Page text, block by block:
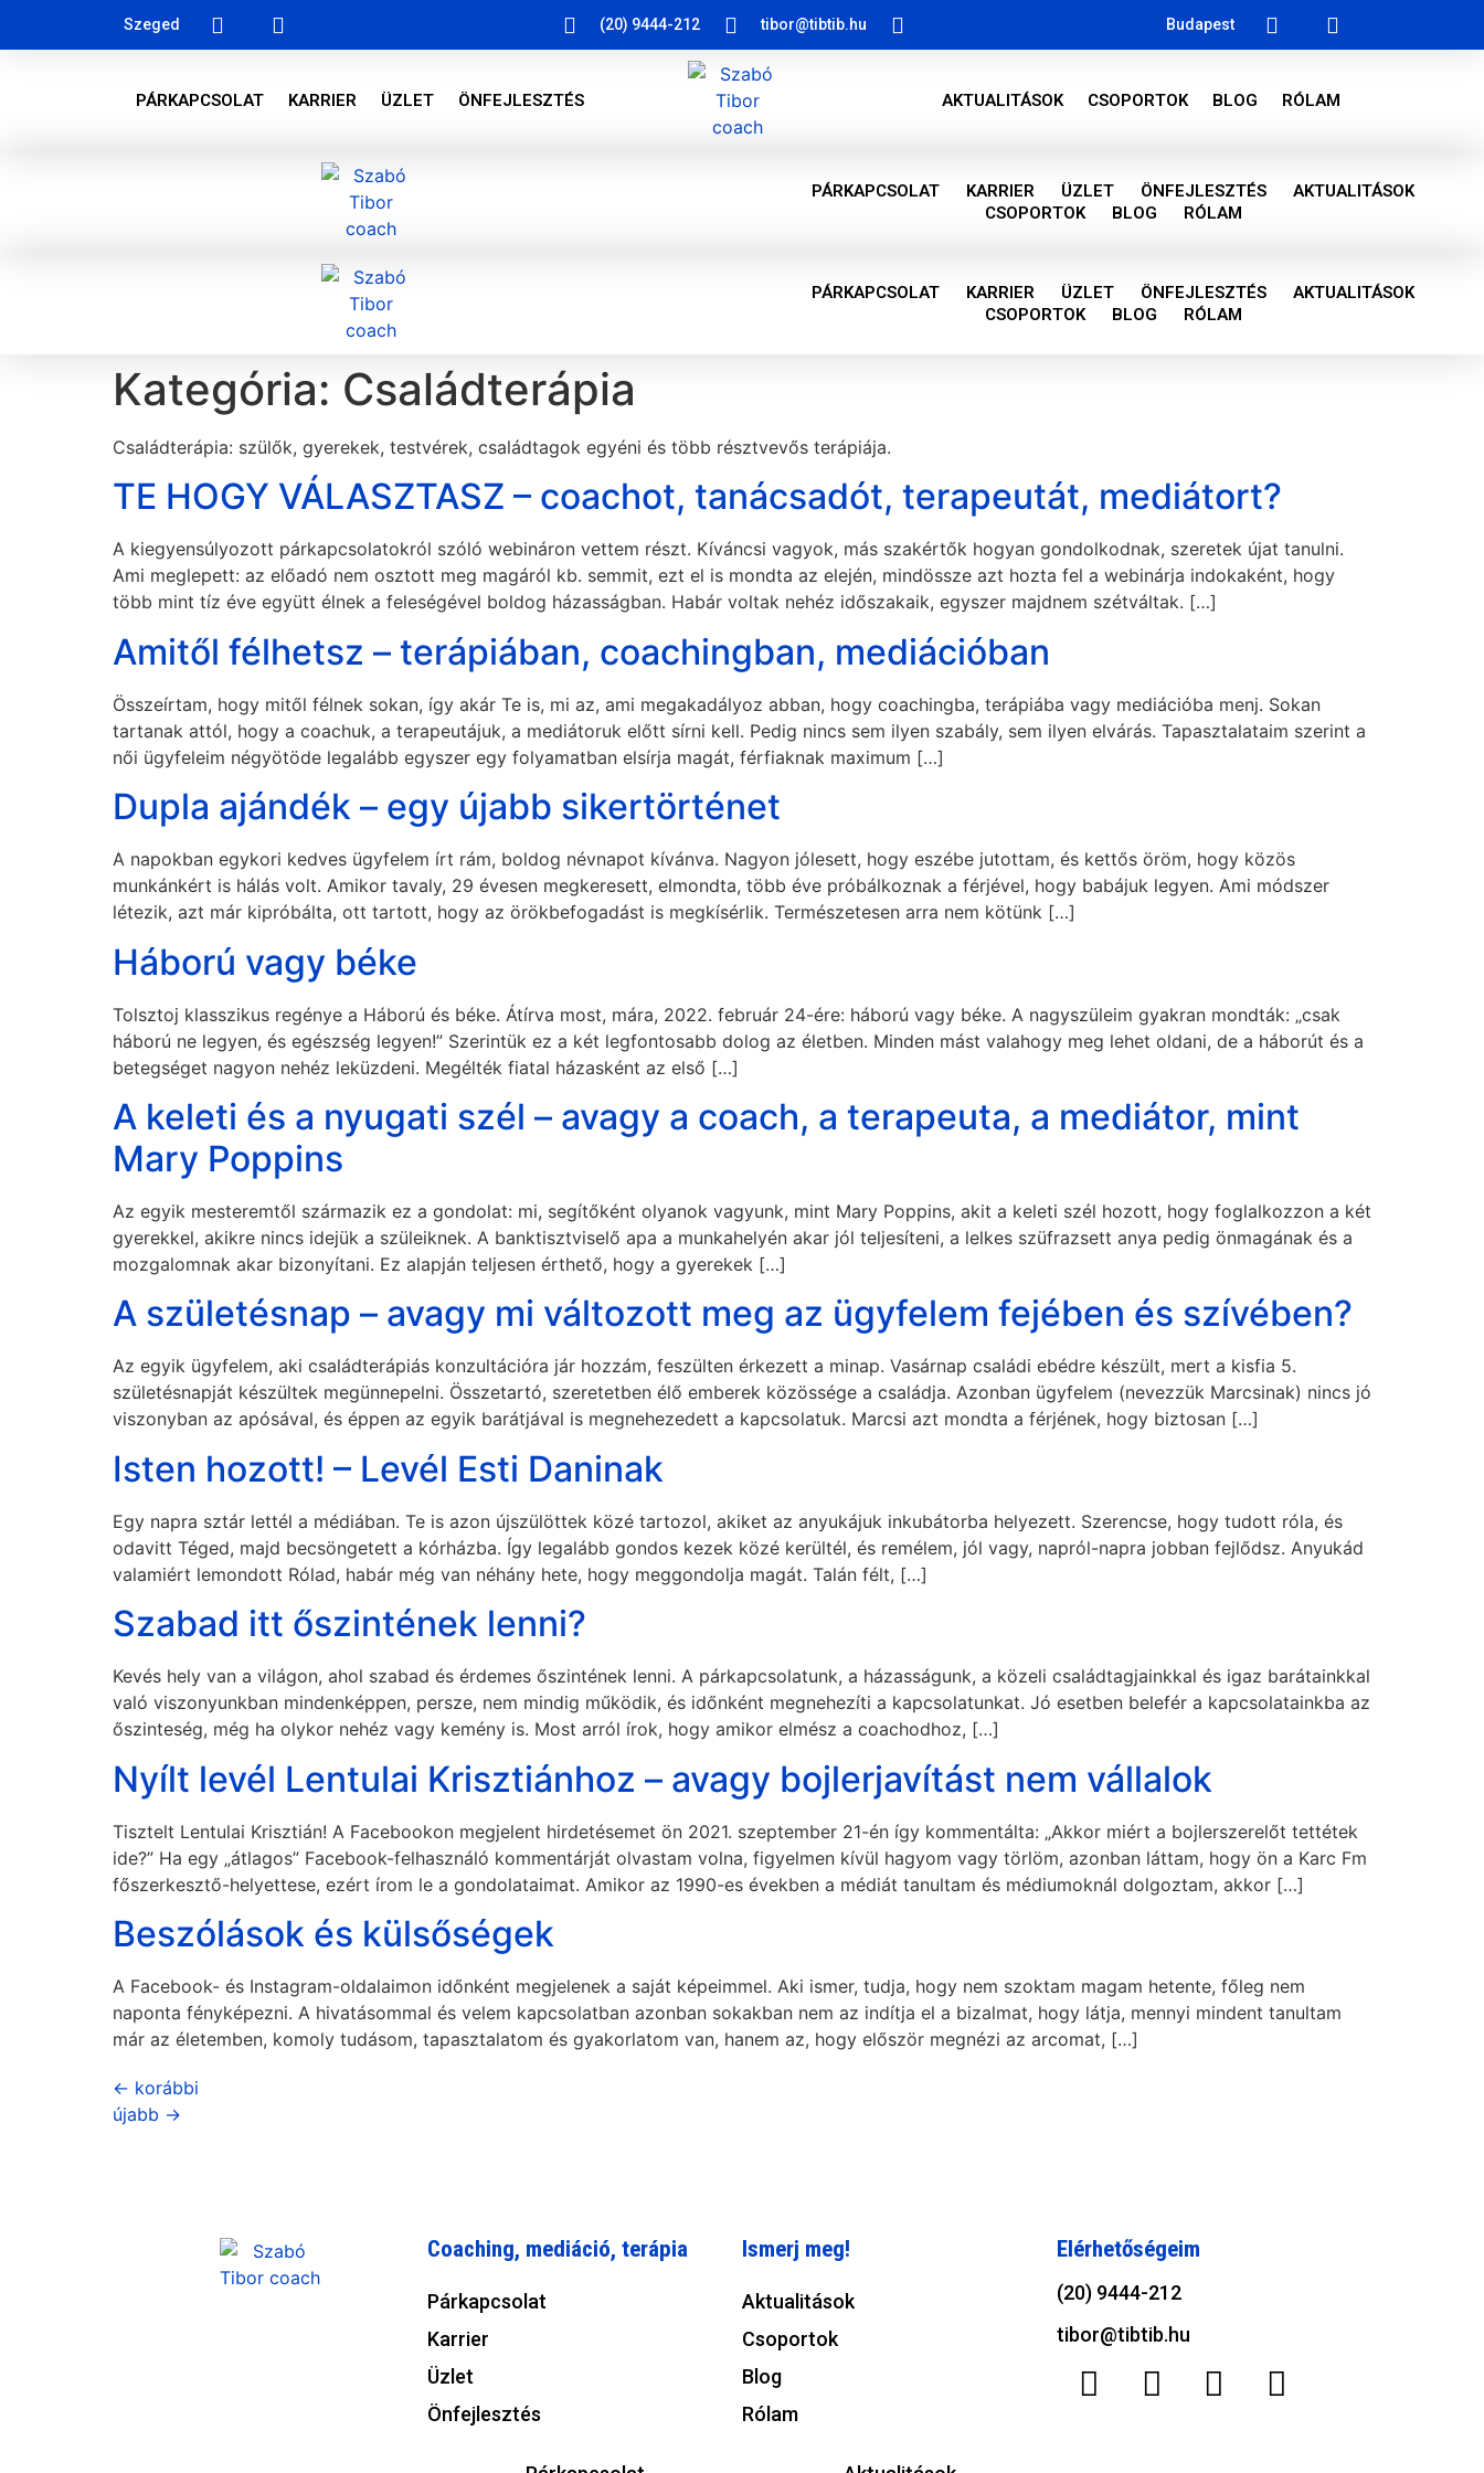
Szeged (20) 9444-212 tibor@tibtib.hu Budapest
PÁRKAPCSOLAT KARRIER ÜZLET ÖNFEJLESZTÉS AKTUALITÁSOK CSOPORTOK BLOG RÓLAM
PÁRKAPCSOLAT KARRIER ÜZLET ÖNFEJLESZTÉS
AKTUALITÁSOK
CSOPORTOK
BLOG RÓLAM
PÁRKAPCSOLAT KARRIER ÜZLET ÖNFEJLESZTÉS
AKTUALITÁSOK
CSOPORTOK
BLOG RÓLAM
Kategória: Családterápia
Családterápia: szülők, gyerekek, testvérek, családtagok egyéni és több résztvevős terápiája.
TE HOGY VÁLASZTASZ – coachot, tanácsadót, terapeutát, mediátort?
A kiegyensúlyozott párkapcsolatokról szóló webináron vettem részt. Kíváncsi vagyok, más szakértők hogyan gondolkodnak, szeretek újat tanulni.
Ami meglepett: az előadó nem osztott meg magáról kb. semmit, ezt el is mondta az elején, mindössze azt hozta fel a webinárja indokaként, hogy
több mint tíz éve együtt élnek a feleségével boldog házasságban. Habár voltak nehéz időszakaik, egyszer majdnem szétváltak. […]
Amitől félhetsz – terápiában, coachingban, mediációban
Összeírtam, hogy mitől félnek sokan, így akár Te is, mi az, ami megakadályoz abban, hogy coachingba, terápiába vagy mediációba menj. Sokan
tartanak attól, hogy a coachuk, a terapeutájuk, a mediátoruk előtt sírni kell. Pedig nincs sem ilyen szabály, sem ilyen elvárás. Tapasztalataim szerint a
női ügyfeleim négyötöde legalább egyszer egy folyamatban elsírja magát, férfiaknak maximum […]
Dupla ajándék – egy újabb sikertörténet
A napokban egykori kedves ügyfelem írt rám, boldog névnapot kívánva. Nagyon jólesett, hogy eszébe jutottam, és kettős öröm, hogy közös
munkánkért is hálás volt. Amikor tavaly, 29 évesen megkeresett, elmondta, több éve próbálkoznak a férjével, hogy babájuk legyen. Ami módszer
létezik, azt már kipróbálta, ott tartott, hogy az örökbefogadást is megkísérlik. Természetesen arra nem kötünk […]
Háború vagy béke
Tolsztoj klasszikus regénye a Háború és béke. Átírva most, mára, 2022. február 24-ére: háború vagy béke. A nagyszüleim gyakran mondták: „csak
háború ne legyen, és egészség legyen!” Szerintük ez a két legfontosabb dolog az életben. Minden mást valahogy meg lehet oldani, de a háborút és a
betegséget nagyon nehéz leküzdeni. Megélték fiatal házasként az első […]
A keleti és a nyugati szél – avagy a coach, a terapeuta, a mediátor, mint
Mary Poppins
Az egyik mesteremtől származik ez a gondolat: mi, segítőként olyanok vagyunk, mint Mary Poppins, akit a keleti szél hozott, hogy foglalkozzon a két
gyerekkel, akikre nincs idejük a szüleiknek. A banktisztviselő apa a munkahelyén akar jól teljesíteni, a lelkes szüfrazsett anya pedig önmagának és a
mozgalomnak akar bizonyítani. Ez alapján teljesen érthető, hogy a gyerekek […]
A születésnap – avagy mi változott meg az ügyfelem fejében és szívében?
Az egyik ügyfelem, aki családterápiás konzultációra jár hozzám, feszülten érkezett a minap. Vasárnap családi ebédre készült, mert a kisfia 5.
születésnapját készültek megünnepelni. Összetartó, szeretetben élő emberek közössége a családja. Azonban ügyfelem (nevezzük Marcsinak) nincs jó
viszonyban az apósával, és éppen az egyik barátjával is megnehezedett a kapcsolatuk. Marcsi azt mondta a férjének, hogy biztosan […]
Isten hozott! – Levél Esti Daninak
Egy napra sztár lettél a médiában. Te is azon újszülöttek közé tartozol, akiket az anyukájuk inkubátorba helyezett. Szerencse, hogy tudott róla, és
odavitt Téged, majd becsöngetett a kórházba. Így legalább gondos kezek közé kerültél, és remélem, jól vagy, napról-napra jobban fejlődsz. Anyukád
valamiért lemondott Rólad, habár még van néhány hete, hogy meggondolja magát. Talán félt, […]
Szabad itt őszintének lenni?
Kevés hely van a világon, ahol szabad és érdemes őszintének lenni. A párkapcsolatunk, a házasságunk, a közeli családtagjainkkal és igaz barátainkkal
való viszonyunkban mindenképpen, persze, nem mindig működik, és időnként megnehezíti a kapcsolatunkat. Jó esetben belefér a kapcsolatainkba az
őszinteség, még ha olykor nehéz vagy kemény is. Most arról írok, hogy amikor elmész a coachodhoz, […]
Nyílt levél Lentulai Krisztiánhoz – avagy bojlerjavítást nem vállalok
Tisztelt Lentulai Krisztián! A Facebookon megjelent hirdetésemet ön 2021. szeptember 21-én így kommentálta: „Akkor miért a bojlerszerelőt tettétek
ide?” Ha egy „átlagos” Facebook-felhasználó kommentárját olvastam volna, figyelmen kívül hagyom vagy törlöm, azonban láttam, hogy ön a Karc Fm
főszerkesztő-helyettese, ezért írom le a gondolataimat. Amikor az 1990-es években a médiát tanultam és médiumoknál dolgoztam, akkor […]
Beszólások és külsőségek
A Facebook- és Instagram-oldalaimon időnként megjelenek a saját képeimmel. Aki ismer, tudja, hogy nem szoktam magam hetente, főleg nem
naponta fényképezni. A hivatásommal és velem kapcsolatban azonban sokakban nem az indítja el a bizalmat, hogy látja, mennyi mindent tanultam
már az életemben, komoly tudásom, tapasztalatom és gyakorlatom van, hanem az, hogy először megnézi az arcomat, […]
← korábbi
újabb →
Coaching, mediáció, terápia
Párkapcsolat
Karrier
Üzlet
Önfejlesztés
Ismerj meg!
Aktualitások
Csoportok
Blog
Rólam
Elérhetőségeim
(20) 9444-212
tibor@tibtib.hu